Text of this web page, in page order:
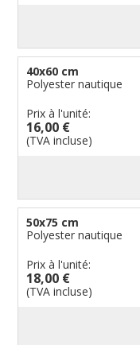
40x60 cm
Polyester nautique
Prix à l'unité:
16,00 €
(TVA incluse)
50x75 cm
Polyester nautique
Prix à l'unité:
18,00 €
(TVA incluse)